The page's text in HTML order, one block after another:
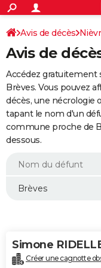
ACTUALITÉS
Politique
Société
Faits Divers
Education
Monde
Villes
+
SPORT
Coupe du monde 2026
Football
Tennis
Cyclisme
Rugby
Forum
Programme TV
TNT
Streaming
Cinéma
Sorties cinéma
Musique
+
FINANCE
Retraite
Epargne
Immobilier
Risques naturels par ville
Assurance
AUTO
Essais
Réserver un essai
Citadines
Berlines
SUV
Forum auto
+
HIGH-TECH
BRICOLAGE
WEEK-END
Alimentation
Guide de la santé
Maladies
Médicaments
Sommeil
VOYAGE
Avis de décès
Avis de
Accédez gratuitement
Brèves. Vous pouvez
décès, une nécrologie
tapant le nom d'un
commune proche de
dessous.
Simone
Créer une cagnotte